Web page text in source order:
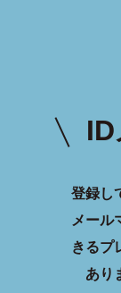
登録し
メール
きるプ
あり